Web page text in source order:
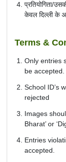
प्रतियोगिता/
केवल दिल्ली के
Terms &
Only entries
be
School ID’s
rejected
Images
Bharat’ or
Entries
accepted.